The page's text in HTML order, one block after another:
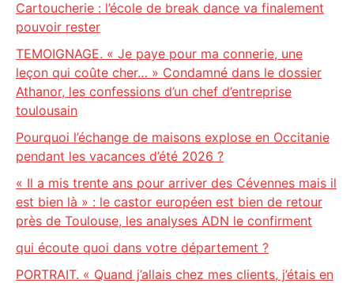
Cartoucherie : l’école de break dance va finalement
pouvoir rester
TEMOIGNAGE. « Je paye pour ma connerie, une
leçon qui coûte cher… » Condamné dans le dossier
Athanor, les confessions d’un chef d’entreprise
toulousain
Pourquoi l’échange de maisons explose en Occitanie
pendant les vacances d’été 2026 ?
« Il a mis trente ans pour arriver des Cévennes mais il
est bien là » : le castor européen est bien de retour
près de Toulouse, les analyses ADN le confirment
qui écoute quoi dans votre département ?
PORTRAIT. « Quand j’allais chez mes clients, j’étais en